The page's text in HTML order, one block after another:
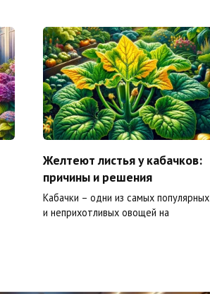
Желтеют листья у кабачков:
причины и решения
Кабачки – одни из самых популярных
и неприхотливых овощей на